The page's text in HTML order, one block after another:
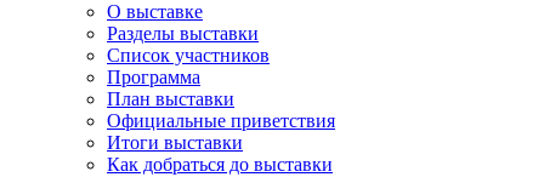
О выставке
Разделы выставки
Список участников
Программа
План выставки
Официальные приветствия
Итоги выставки
Как добраться до выставки